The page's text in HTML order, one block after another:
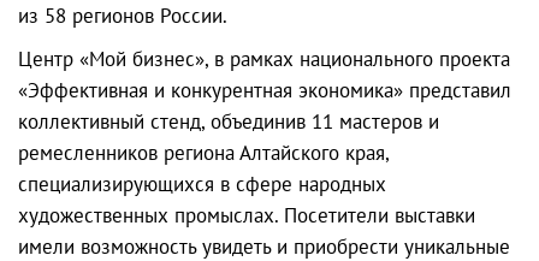
из 58 регионов России.
Центр «Мой бизнес», в рамках национального проекта
«Эффективная и конкурентная экономика» представил
коллективный стенд, объединив 11 мастеров и
ремесленников региона Алтайского края,
специализирующихся в сфере народных
художественных промыслах. Посетители выставки
имели возможность увидеть и приобрести уникальные